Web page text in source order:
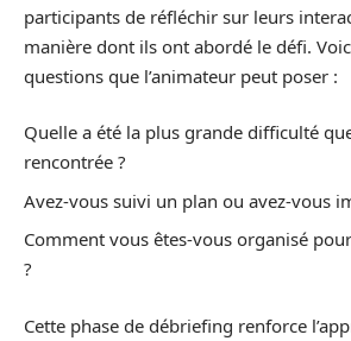
participants de réfléchir sur leurs
manière dont ils ont abordé le défi.
questions que l’animateur peut poser :
Quelle a été la plus grande difficulté
rencontrée ?
Avez-vous suivi un plan ou avez-vous
Comment vous êtes-vous organisé
?
Cette phase de débriefing renforce